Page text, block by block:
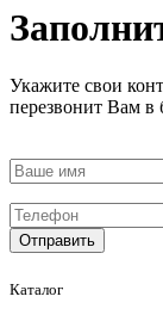
Укажите свои
перезвонит Вам
Отправить
Каталог